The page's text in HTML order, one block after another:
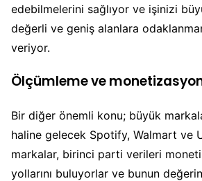
edebilmelerini sağlıyor ve işinizi
değerli ve geniş alanlara
veriyor.
Ölçümleme ve
Bir diğer önemli konu; büyük
haline gelecek Spotify, Walmart ve
markalar, birinci parti verileri
yollarını buluyorlar ve bunun